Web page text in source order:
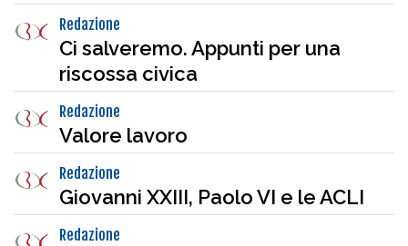
Redazione
Ci salveremo. Appunti per una
riscossa civica
Redazione
Valore lavoro
Redazione
Giovanni XXIII, Paolo VI e le ACLI
Redazione